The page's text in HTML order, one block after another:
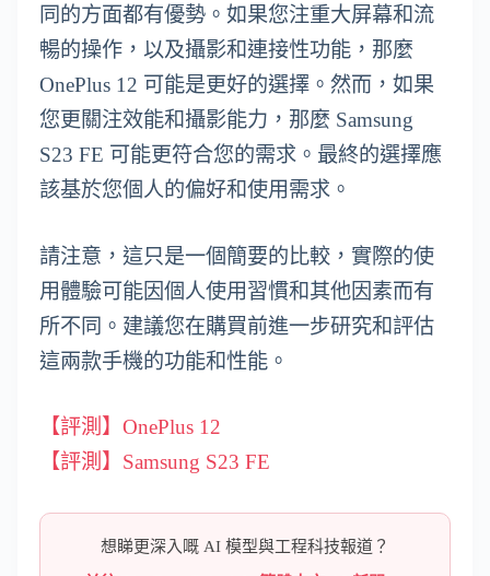
同的方面都有優勢。如果您注重大屏幕和流
暢的操作，以及攝影和連接性功能，那麼
OnePlus 12 可能是更好的選擇。然而，如果
您更關注效能和攝影能力，那麼 Samsung
S23 FE 可能更符合您的需求。最終的選擇應
該基於您個人的偏好和使用需求。
請注意，這只是一個簡要的比較，實際的使
用體驗可能因個人使用習慣和其他因素而有
所不同。建議您在購買前進一步研究和評估
這兩款手機的功能和性能。
【評測】OnePlus 12
【評測】Samsung S23 FE
想睇更深入嘅 AI 模型與工程科技報道？